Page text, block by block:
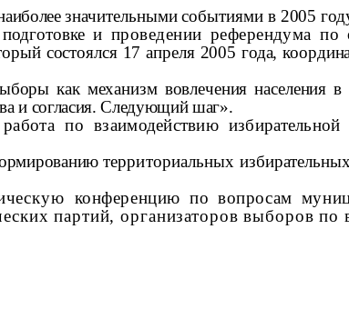
значительными событиями в 2005
и проведении референдума
состоялся 17 апреля 2005 года,
как механизм вовлечения населения
и согласия. Следующий шаг».
работа повзаимодействию
территориальных
конференцию по вопросам
партий, организаторов выборов